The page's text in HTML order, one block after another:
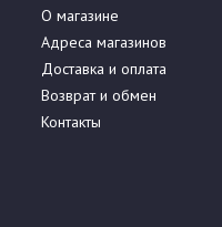
О магазине
Адреса магазинов
Доставка и оплата
Возврат и обмен
Контакты